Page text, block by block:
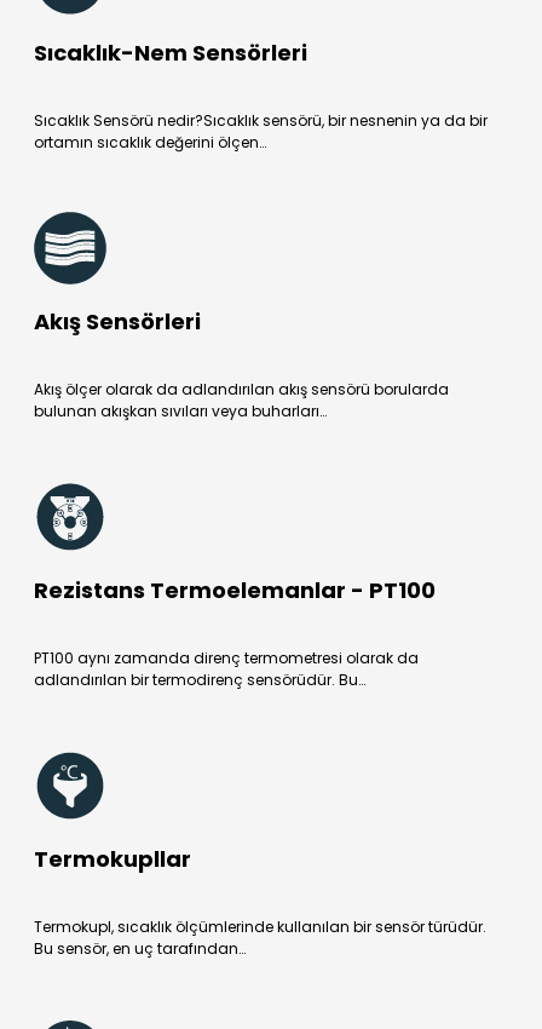
Sıcaklık-Nem Sensörleri
Sıcaklık Sensörü nedir?Sıcaklık sensörü, bir nesnenin ya da bir
ortamın sıcaklık değerini ölçen…
Akış Sensörleri
Akış ölçer olarak da adlandırılan akış sensörü borularda
bulunan akışkan sıvıları veya buharları…
Rezistans Termoelemanlar - PT100
PT100 aynı zamanda direnç termometresi olarak da
adlandırılan bir termodirenç sensörüdür. Bu…
Termokupllar
Termokupl, sıcaklık ölçümlerinde kullanılan bir sensör türüdür.
Bu sensör, en uç tarafından…